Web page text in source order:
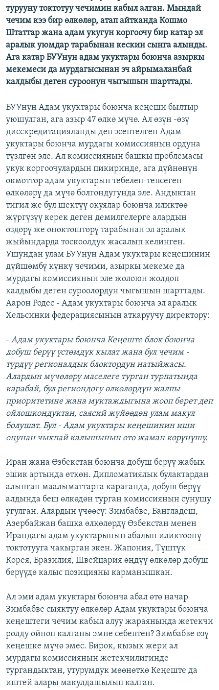
турууну токтотуу чечимин кабыл алган. Мындай
чечим кээ бир өлкөлөр, атап айтканда Кошмо
Штаттар жана адам укугун коргоочу бир катар эл
аралык уюмдар тарабынан кескин сынга алынды.
Ага катар БУУнун адам укуктары боюнча азыркы
мекемеси да мурдагысынан эч айрымаланбай
калдыбы деген суроонун чыгышын шарттады.
БУУнун Адам укуктары боюнча кеңеши былтыр
уюшулган, ага азыр 47 өлкө мүчө. Ал өзүн -өзү
дисскредитацияланды деп эсептелген Адам
укуктары боюнча мурдагы комиссиянын ордуна
түзлгөн эле. Ал комиссиянын башкы проблемасы
укук коргоочулардын пикиринде, ага дүйнөнүн
өкмөттөр адам укуктарын тебелеп-тепсеген
өлкөлөрү да мүчө болгондугунда эле. Андыктан
тигил же бул шектүү окуялар боюнча иликтөө
жүргүзүү керек деген демилгелерге алардын
өздөрү же өнөктөштөрү тарабынан эл аралык
жыйындарда тоскоолдук жасалып келинген.
Ушундан улам БУУнун Адам укуктары кеңешинин
дүйшөмбү күнкү чечими, азыркы мекеме да
мурдагы комиссиянын эле жолоюн жолдоп
калдыбы деген суроолордун чыгышын шарттады.
Аарон Родес - Адам укуктары боюнча эл аралык
Хельсинки федерациясынын аткаруучу директору:
- Адам укуктары боюнча Кеңеште блок боюнча
добуш берүү үстөмдүк кылат жана бул чечим -
түрдүү регионалдык блоктордун натыйжасы.
Алардын мүчөлөрү маселеге турган турпатында
карабай, бул региондогу өлкөлөрдүн жалпы
приоритетине жана муктаждыгына жооп берет деп
ойлошкондуктан, саясий жүйөөдөн улам макул
болушат. Бул - Адам укуктары кеңешинин иши
оңунан чыкпай калышынын өтө жаман көрүнүшү.
Иран жана Өзбекстан боюнча добуш берүү жабык
эшик артында өткөн. Дипломатиялык булактардан
алынган маалыматтарга караганда, добуш берүү
алдында беш өлкөдөн турган комиссиянын сунушу
угулган. Алардын үчөөсү: Зимбабве, Бангладеш,
Азербайжан башка өлкөлөрдү Өзбекстан менен
Ирандагы адам укуктарынын абалын иликтөөнү
токтотууга чакырган экен. Жапония, Түштүк
Корея, Бразилия, Швейцария өңдүү өлкөлөр добуш
берүүдө калыс позицияны карманышкан.
Ал эми адам укуктары боюнча абал өтө начар
Зимбабве сыяктуу өлкөлөр Адам укуктары боюнча
кеңештеги чечим кабыл алуу жараянында жетекчи
ролду ойноп калганы эмне себептен? Зимбабве өзү
кеңешке мүчө эмес. Бирок, кызык жери ал
мурдагы комиссиянын жетекчилигинде
тургандыктан, утурумдук мөөнөткө Кеңеште да
иштей алары макулдашылып калган.